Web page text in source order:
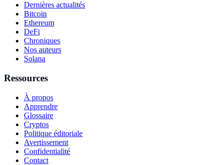
Dernières actualités
Bitcoin
Ethereum
DeFi
Chroniques
Nos auteurs
Solana
Ressources
À propos
Apprendre
Glossaire
Cryptos
Politique éditoriale
Avertissement
Confidentialité
Contact